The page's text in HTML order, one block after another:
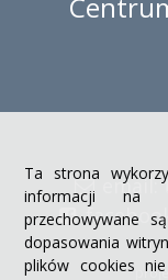
email:
Ta strona
informacji na
przechowywane
dopasowania
plików cookies